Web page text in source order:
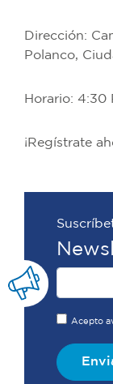
Dirección:
Polanco,
Horario: 4:30
¡Regístrate
Acepto